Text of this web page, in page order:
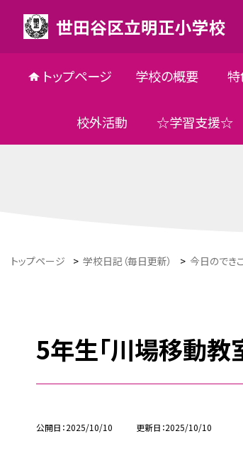
世田谷区立明正小学校
トップページ 学校の概要
校外活動 ☆学習支援☆
トップページ > 学校日記（毎日更新） > 今日のでき
5年生「川場移動教
公開日 2025/10/10 更新日 2025/10/10